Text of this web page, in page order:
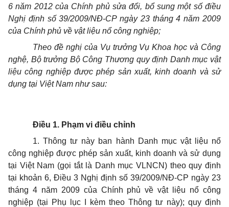
6 năm 2012 của Chính phủ sửa đổi, bổ sungmột số điều
Nghị định số 39/2009/NĐ-CP ngày 23 tháng 4 năm 2009
của Chính phủ về vật liệu nổ công nghiệp;
Theo đề nghị của Vụ trưởng Vụ Khoa học và Công
nghệ, Bộ trưởng Bộ Công Thương quy định Danh mục vật
liệu công nghiệp được phép sản xuất, kinh doanh và sử
dụng tại Việt Nam như sau:
Điều 1. Phạm vi điều chỉnh
1. Thông tư này ban hành Danh mục vật liệu nổ
công nghiệp được phép sản xuất, kinh doanh và sử dụng
tại Việt Nam (gọi tắt là Danh mục VLNCN) theo quy định
tại khoản 6, Điều 3 Nghị định số 39/2009/NĐ-CP ngày 23
tháng 4 năm 2009 của Chính phủ về vật liệu nổ công
nghiệp (tại Phụ lục I kèm theo Thông tư này); quy định